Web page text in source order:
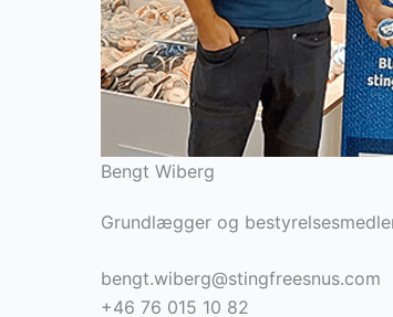
Bengt Wiberg
Grundlægger og
bengt.wiberg@stingfreesnus.com
+46 76 015 10 82